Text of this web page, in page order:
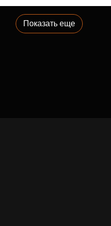
Показать еще